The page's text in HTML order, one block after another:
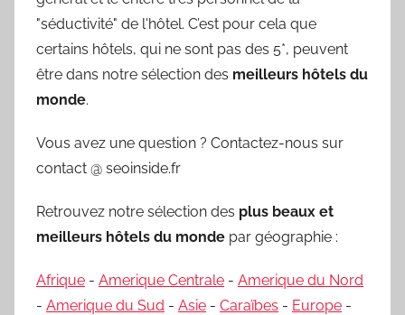
"séductivité" de l'hôtel. C’est pour cela que
certains hôtels, qui ne sont pas des 5*, peuvent
être dans notre sélection des meilleurs hôtels du
monde.
Vous avez une question ? Contactez-nous sur
contact @ seoinside.fr
Retrouvez notre sélection des plus beaux et
meilleurs hôtels du monde par géographie :
Afrique - Amerique Centrale - Amerique du Nord
- Amerique du Sud - Asie - Caraïbes - Europe -